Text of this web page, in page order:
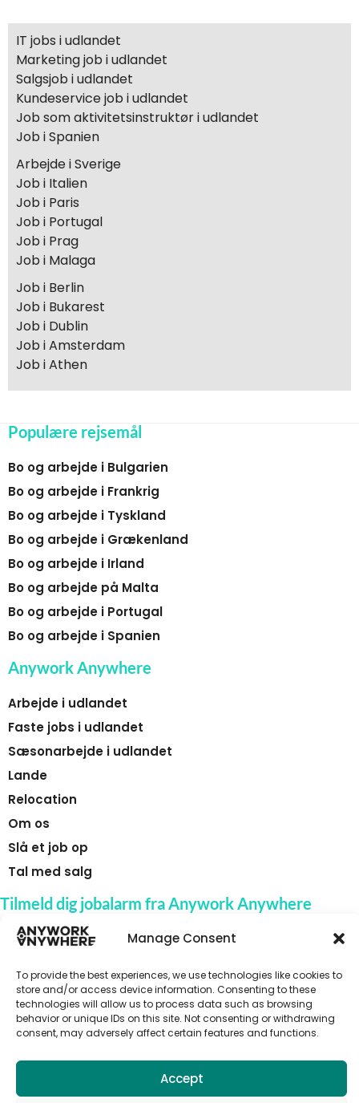
Manage Consent
To provide the best experiences, we use technologies like cookies to
store and/or access device information. Consenting to these
technologies will allow us to process data such as browsing
behavior or unique IDs on this site. Not consenting or withdrawing
consent, may adversely affect certain features and functions.
Accept
IT jobs i udlandet
Marketing job i udlandet
Salgsjob i udlandet
Kundeservice job i udlandet
Job som aktivitetsinstruktør i udlandet
Job i Spanien
Arbejde i Sverige
Job i Italien
Job i Paris
Job i Portugal
Job i Prag
Job i Malaga
Job i Berlin
Job i Bukarest
Job i Dublin
Job i Amsterdam
Job i Athen
Populære rejsemål
Bo og arbejde i Bulgarien
Bo og arbejde i Frankrig
Bo og arbejde i Tyskland
Bo og arbejde i Grækenland
Bo og arbejde i Irland
Bo og arbejde på Malta
Bo og arbejde i Portugal
Bo og arbejde i Spanien
Anywork Anywhere
Arbejde i udlandet
Faste jobs i udlandet
Sæsonarbejde i udlandet
Lande
Relocation
Om os
Slå et job op
Tal med salg
Tilmeld dig jobalarm fra Anywork Anywhere
🌞 MODTAG JOBADVARSLER